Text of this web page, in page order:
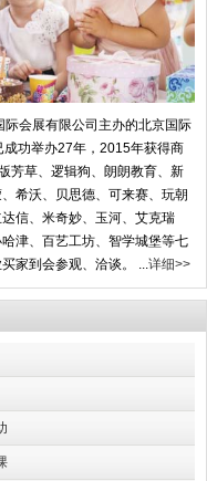
会展有限公司主办的北京国际
功举办27年，2015年获得商
芳草、逻辑狗、朗朗教育、新
希沃、贝思德、可来赛、玩朝
信、米奇妙、玉河、艾克瑞
津、百艺工坊、智学城堡等七
家到会参观、洽谈。 ... 详细>>